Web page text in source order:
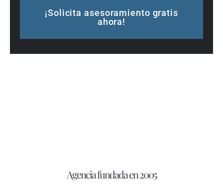
¡Solicita asesoramiento gratis
ahora!
Agencia fundada en 2005